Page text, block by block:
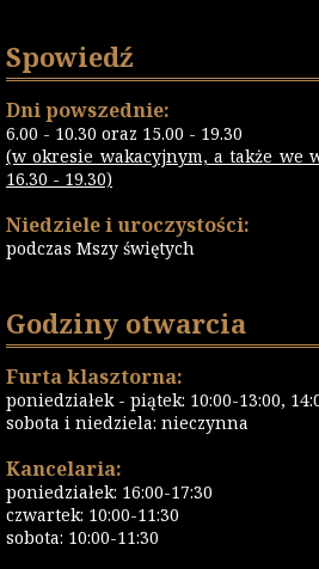
Spowiedź
Dni powszednie:
6.00 - 10.30 oraz 15.00 - 19.30
(w okresie wakacyjnym, a także we
16.30 - 19.30)
Niedziele i uroczystości:
podczas Mszy świętych
Godziny otwarcia
Furta klasztorna:
poniedziałek - piątek: 10:00-13:00,
sobota i niedziela: nieczynna
Kancelaria:
poniedziałek: 16:00-17:30
czwartek: 10:00-11:30
sobota: 10:00-11:30